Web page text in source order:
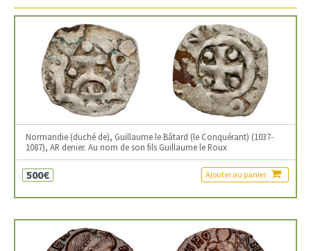
Normandie (duché de), Guillaume le Bâtard (le Conquérant) (1037-
1087), AR denier. Au nom de son fils Guillaume le Roux
500€ Ajouter au panier